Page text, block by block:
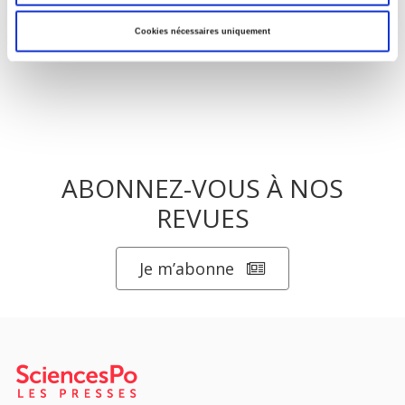
Cookies nécessaires uniquement
ABONNEZ-VOUS À NOS
REVUES
Je m’abonne